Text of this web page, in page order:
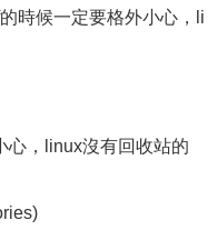
時候一定要格外小心，li
心，linux沒有回收站的